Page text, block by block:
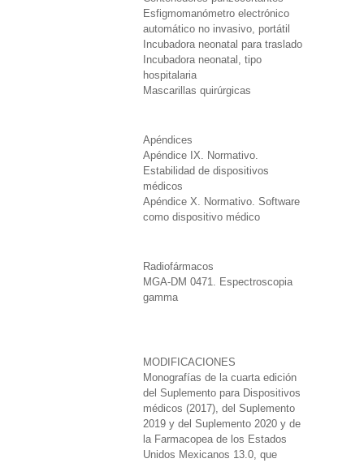
Esfigmomanómetro electrónico
automático no invasivo, portátil
Incubadora neonatal para traslado
Incubadora neonatal, tipo
hospitalaria
Mascarillas quirúrgicas
Apéndices
Apéndice IX. Normativo.
Estabilidad de dispositivos
médicos
Apéndice X. Normativo. Software
como dispositivo médico
Radiofármacos
MGA-DM 0471. Espectroscopia
gamma
MODIFICACIONES
Monografías de la cuarta edición
del Suplemento para Dispositivos
médicos (2017), del Suplemento
2019 y del Suplemento 2020 y de
la Farmacopea de los Estados
Unidos Mexicanos 13.0, que